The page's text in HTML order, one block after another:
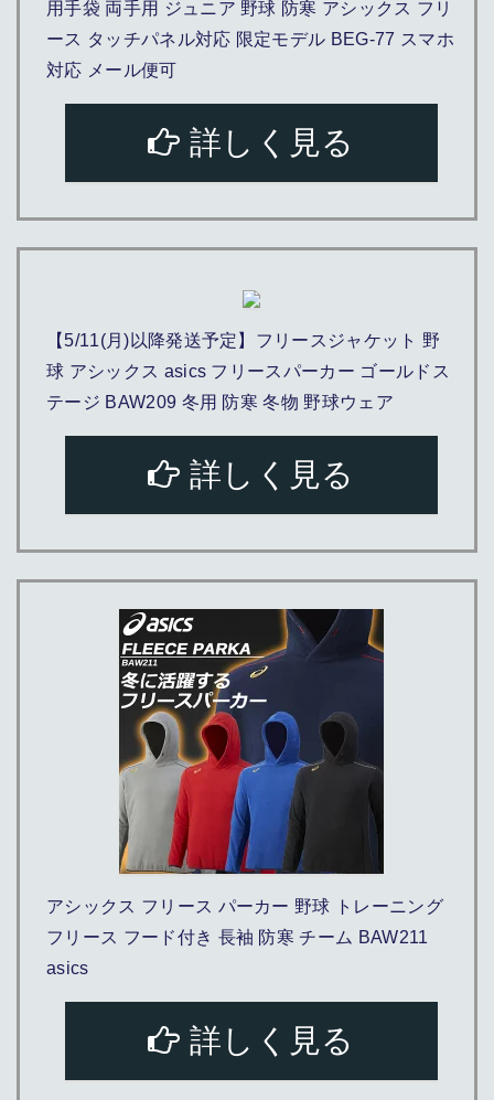
用手袋 両手用 ジュニア 野球 防寒 アシックス フリ
ース タッチパネル対応 限定モデル BEG-77 スマホ
対応 メール便可
詳しく見る
【5/11(月)以降発送予定】フリースジャケット 野
球 アシックス asics フリースパーカー ゴールドス
テージ BAW209 冬用 防寒 冬物 野球ウェア
詳しく見る
アシックス フリース パーカー 野球 トレーニング
フリース フード付き 長袖 防寒 チーム BAW211
asics
詳しく見る